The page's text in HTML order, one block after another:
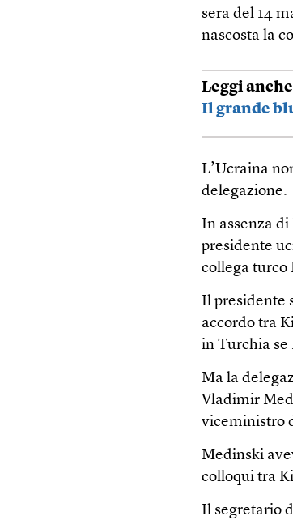
sera del 14
nascosta la
Leggi anche
Il grande
L’Ucraina
delegazione.
In assenza
presidente
collega turco
Il presidente
accordo tra
in Turchia se
Ma la
Vladimir
viceministro
Medinski
colloqui tra
Il segretario